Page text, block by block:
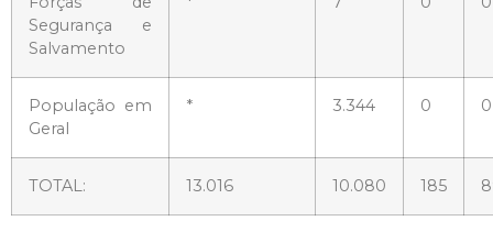
Segurança e
Salvamento
População em
Geral
* 3.344 0 0
TOTAL: 13.016 10.080 185